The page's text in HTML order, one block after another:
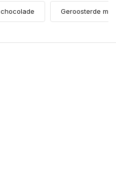
chocolade Geroosterde